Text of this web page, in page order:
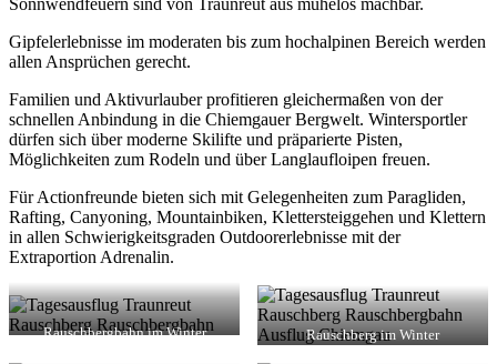
Gipfelerlebnisse im moderaten bis zum hochalpinen Bereich werden
allen Ansprüchen gerecht.
Familien und Aktivurlauber profitieren gleichermaßen von der
schnellen Anbindung in die Chiemgauer Bergwelt. Wintersportler
dürfen sich über moderne Skilifte und präparierte Pisten,
Möglichkeiten zum Rodeln und über Langlaufloipen freuen.
Für Actionfreunde bieten sich mit Gelegenheiten zum Paragliden,
Rafting, Canyoning, Mountainbiken, Klettersteiggehen und Klettern
in allen Schwierigkeitsgraden Outdoorerlebnisse mit der
Extraportion Adrenalin.
Rauschbergbahn im Winter Rauschberg im Winter